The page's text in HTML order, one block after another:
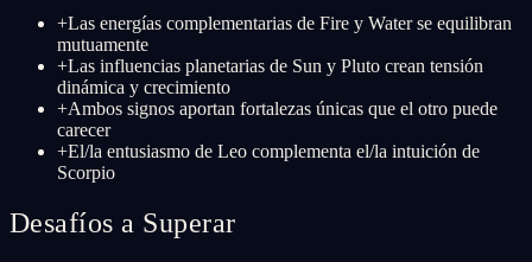
+Las energías complementarias de Fire y Water se equilibran
mutuamente
+Las influencias planetarias de Sun y Pluto crean tensión
dinámica y crecimiento
+Ambos signos aportan fortalezas únicas que el otro puede
carecer
+El/la entusiasmo de Leo complementa el/la intuición de
Scorpio
Desafíos a Superar